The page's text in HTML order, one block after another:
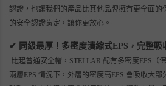
認證，也讓我們的產品比其他品牌擁有更全面的
的安全認證肯定，讓你更放心。
✔ 同級最厚！多密度潰縮式EPS，完整吸
比起普通安全帽，STELLAR 配有多密度EPS（
兩層EPS 情況下，外層的密度高EPS 會吸收大部